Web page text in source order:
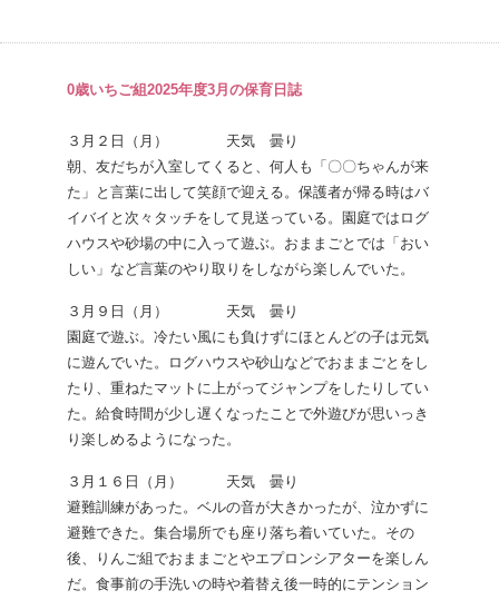
0歳いちご組2025年度3月の保育日誌
３月２日（月） 天気 曇り
朝、友だちが入室してくると、何人も「〇〇ちゃんが来
た」と言葉に出して笑顔で迎える。保護者が帰る時はバ
イバイと次々タッチをして見送っている。園庭ではログ
ハウスや砂場の中に入って遊ぶ。おままごとでは「おい
しい」など言葉のやり取りをしながら楽しんでいた。
３月９日（月） 天気 曇り
園庭で遊ぶ。冷たい風にも負けずにほとんどの子は元気
に遊んでいた。ログハウスや砂山などでおままごとをし
たり、重ねたマットに上がってジャンプをしたりしてい
た。給食時間が少し遅くなったことで外遊びが思いっき
り楽しめるようになった。
３月１６日（月） 天気 曇り
避難訓練があった。ベルの音が大きかったが、泣かずに
避難できた。集合場所でも座り落ち着いていた。その
後、りんご組でおままごとやエプロンシアターを楽しん
だ。食事前の手洗いの時や着替え後一時的にテンション